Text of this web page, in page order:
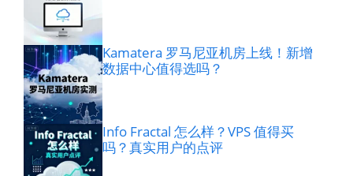
Kamatera 罗马尼亚机房上线！新增
数据中心值得选吗？
Info Fractal 怎么样？VPS 值得买
吗？真实用户的点评